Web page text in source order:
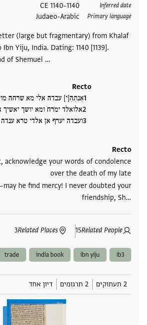
Inferred date
1140–1140 CE
Primary language
Judaeo-Arabic
(large but fragmentary) from Khalaf
Yiju, India. Dating: 1140 [1139].
of Shemuel …
Recto
אִנִתִהִ[י] עבדה אלי מא שרחה
אלואלד ימֹרחֹ ומא יושך
ועבדה יערף אן אלדי טרא ענדה
Recto
acknowledge your words of condolence
over the death of my late
he find mercy! I never doubted your
friendship, Sh‮…
Related People
15
Related Places
3
תגים
ib3
ibn yiju
india book
trade
2 תעתוקים 2 תרגומים דיון אחד